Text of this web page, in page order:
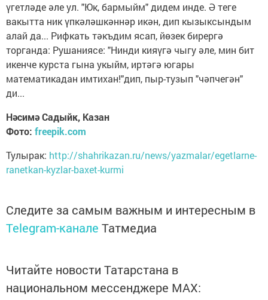
үгетләде әле ул. "Юк, бармыйм" дидем инде. Ә теге
вакытта ник үпкәләшкәннәр икән, дип кызыксындым
алай да... Рифкать тәкъдим ясап, йөзек бирергә
торганда: Рушаниясе: "Нинди кияүгә чыгу әле, мин бит
икенче курста гына укыйм, иртәгә югары
математикадан имтихан!"дип, пыр-тузып "чәпчегән"
ди...
Нәсимә Садыйк, Казан
Фото: freepik.com
Тулырак: http://shahrikazan.ru/news/yazmalar/egetlarne-
ranetkan-kyzlar-baxet-kurmi
Следите за самым важным и интересным в
Telegram-канале Татмедиа
Читайте новости Татарстана в
национальном мессенджере MАХ: